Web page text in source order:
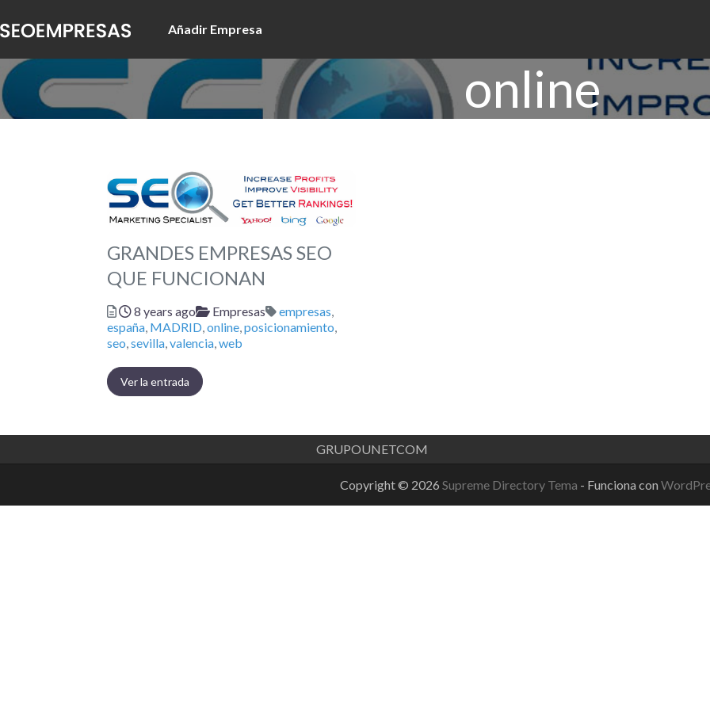
Añadir Empresa
online
GRANDES EMPRESAS SEO
QUE FUNCIONAN
Posted
8 years ago Categories
Empresas Tags
empresas,
españa, MADRID,online,posicionamiento,
seo,sevilla,valencia,web
Ver la entrada
GRUPOUNETCOM
Copyright © 2026 Supreme Directory Tema - Funciona con